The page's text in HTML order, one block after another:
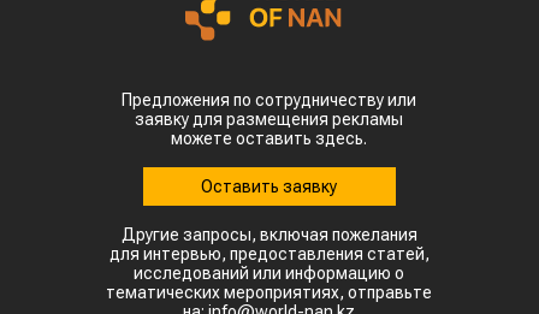
Предложения по сотрудничеству или
заявку для размещения рекламы
можете оставить здесь.
Оставить заявку
Другие запросы, включая пожелания
для интервью, предоставления статей,
исследований или информацию о
тематических мероприятиях, отправьте